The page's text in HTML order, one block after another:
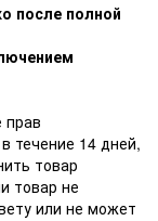
после полной
прав
течение 14 дней,
товар
товар не
или не может